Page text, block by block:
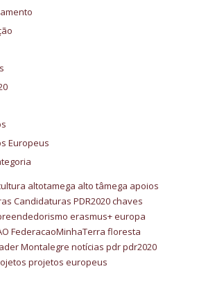
Europeus
altotamega alto tâmega apoios
Candidaturas PDR2020chaves
erasmus+europa
FederacaoMinhaTerra floresta
Montalegre notícias pdrpdr2020
projetos europeus